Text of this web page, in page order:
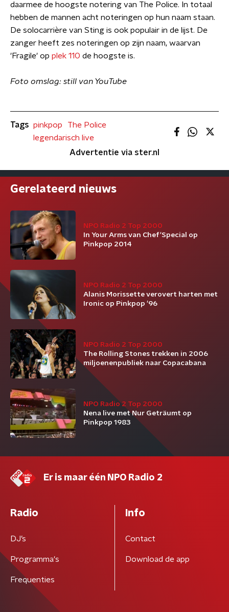
daarmee de hoogste notering van The Police. In totaal
hebben de mannen acht noteringen op hun naam staan.
De solocarrière van Sting is ook populair in de lijst. De
zanger heeft zes noteringen op zijn naam, waarvan
'Fragile' op plek 110 de hoogste is.
Foto omslag: still van YouTube
Tags pinkpop
The Police
legendarisch live
Advertentie via ster.nl
Gerelateerd nieuws
NPO Radio 2 Top 2000
In Your Arms van Chef'Special op
Pinkpop 2014
NPO Radio 2 Top 2000
Alanis Morissette verovert harten met
Ironic op Pinkpop '96
NPO Radio 2 Top 2000
The Rolling Stones trekken in 2006
miljoenenpubliek naar Copacabana
NPO Radio 2 Top 2000
Nena live met Nur Geträumt op
Pinkpop 1983
Er is maar één NPO Radio 2
Radio
DJ’s
Programma's
Frequenties
Info
Contact
Download de app